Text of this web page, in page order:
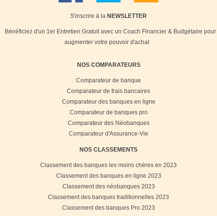
S'inscrire à la NEWSLETTER
Bénéficiez d'un 1er Entretien Gratuit avec un Coach Financier & Budgétaire pour
augmenter votre pouvoir d'achat
NOS COMPARATEURS
Comparateur de banque
Comparateur de frais bancaires
Comparateur des banques en ligne
Comparateur de banques pro
Comparateur des Néobanques
Comparateur d'Assurance-Vie
NOS CLASSEMENTS
Classement des banques les moins chères en 2023
Classement des banques en ligne 2023
Classement des néobanques 2023
Classement des banques traditionnelles 2023
Classement des banques Pro 2023